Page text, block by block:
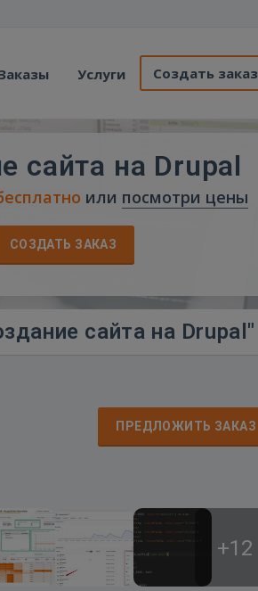
Услуги Создать заказ
сайта на Drupal
или посмотри цены
СОЗДАТЬ ЗАКАЗ
сайта на Drupal"
ПРЕДЛОЖИТЬ ЗАКАЗ
+12